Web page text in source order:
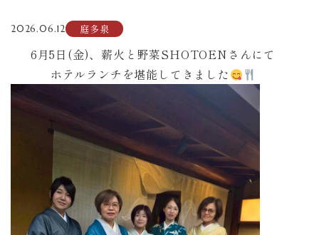
2026.06.12 庭多泉
6月5日(金)、薪火と野菜SHOTOENさんにて
ホテルランチを堪能してきました